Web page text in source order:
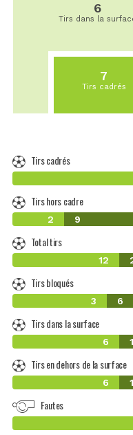
6
Tirs dans la
7
Tirs cadrés
Tirs cadrés
Tirs hors cadre
2 9
Total tirs
12
Tirs bloqués
3 6
Tirs dans la surface
6
Tirs en dehors de la surface
6
Fautes